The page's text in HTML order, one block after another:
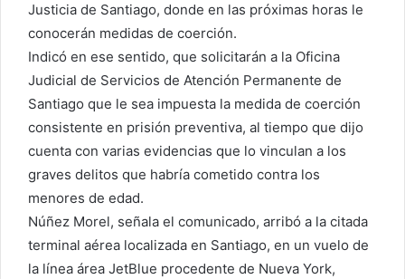
Justicia de Santiago, donde en las próximas horas le
conocerán medidas de coerción.
Indicó en ese sentido, que solicitarán a la Oficina
Judicial de Servicios de Atención Permanente de
Santiago que le sea impuesta la medida de coerción
consistente en prisión preventiva, al tiempo que dijo
cuenta con varias evidencias que lo vinculan a los
graves delitos que habría cometido contra los
menores de edad.
Núñez Morel, señala el comunicado, arribó a la citada
terminal aérea localizada en Santiago, en un vuelo de
la línea área JetBlue procedente de Nueva York,